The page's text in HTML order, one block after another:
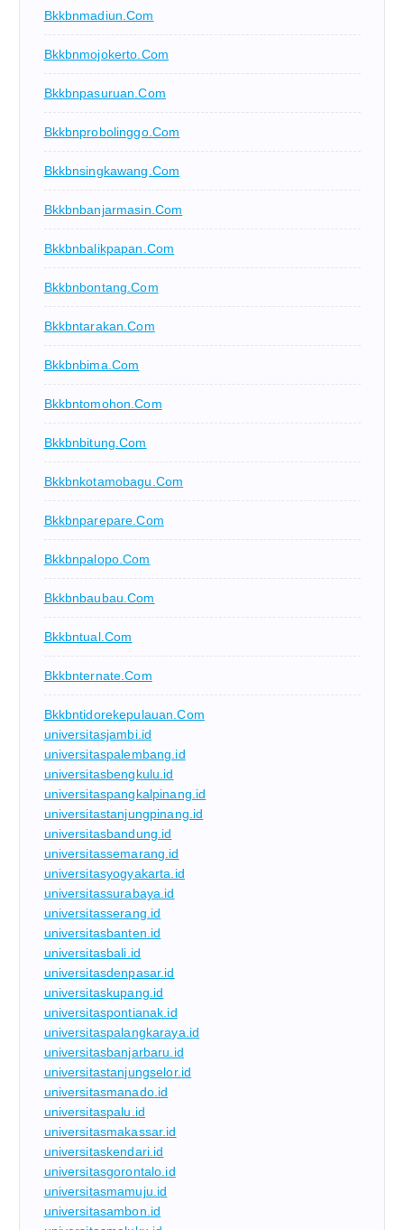
Bkkbnmadiun.com
Bkkbnmojokerto.com
Bkkbnpasuruan.com
Bkkbnprobolinggo.com
Bkkbnsingkawang.com
Bkkbnbanjarmasin.com
Bkkbnbalikpapan.com
Bkkbnbontang.com
Bkkbntarakan.com
Bkkbnbima.com
Bkkbntomohon.com
Bkkbnbitung.com
Bkkbnkotamobagu.com
Bkkbnparepare.com
Bkkbnpalopo.com
Bkkbnbaubau.com
Bkkbntual.com
Bkkbnternate.com
Bkkbntidorekepulauan.com
universitasjambi.id
universitaspalembang.id
universitasbengkulu.id
universitaspangkalpinang.id
universitastanjungpinang.id
universitasbandung.id
universitassemarang.id
universitasyogyakarta.id
universitassurabaya.id
universitasserang.id
universitasbanten.id
universitasbali.id
universitasdenpasar.id
universitaskupang.id
universitaspontianak.id
universitaspalangkaraya.id
universitasbanjarbaru.id
universitastanjungselor.id
universitasmanado.id
universitaspalu.id
universitasmakassar.id
universitaskendari.id
universitasgorontalo.id
universitasmamuju.id
universitasambon.id